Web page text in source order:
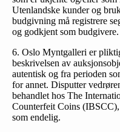
Utenlandske kunder og
budgivning må registrere
og godkjent som budgivere.
6. Oslo Myntgalleri er
beskrivelsen av
autentisk og fra perioden
for annet. Disputter
behandlet hos The
Counterfeit Coins
som endelig.